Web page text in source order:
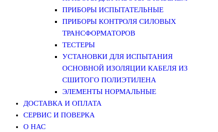
ПРИБОРЫ ИСПЫТАТЕЛЬНЫЕ
ПРИБОРЫ КОНТРОЛЯ СИЛОВЫХ
ТРАНСФОРМАТОРОВ
ТЕСТЕРЫ
УСТАНОВКИ ДЛЯ ИСПЫТАНИЯ
ОСНОВНОЙ ИЗОЛЯЦИИ КАБЕЛЯ ИЗ
СШИТОГО ПОЛИЭТИЛЕНА
ЭЛЕМЕНТЫ НОРМАЛЬНЫЕ
ДОСТАВКА И ОПЛАТА
СЕРВИС И ПОВЕРКА
О НАС